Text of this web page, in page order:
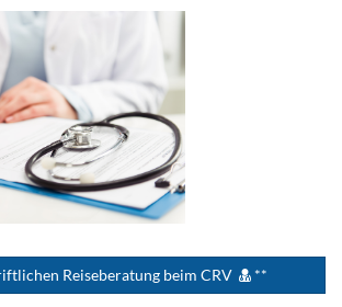
Reiseberatung beim CRV **